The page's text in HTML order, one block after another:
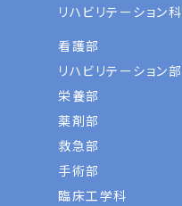
リハビリテーション科
看護部
リハビリテーション部
栄養部
薬剤部
救急部
手術部
臨床工学科